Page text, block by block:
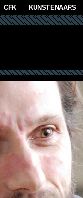
CFK KUNSTENAARS